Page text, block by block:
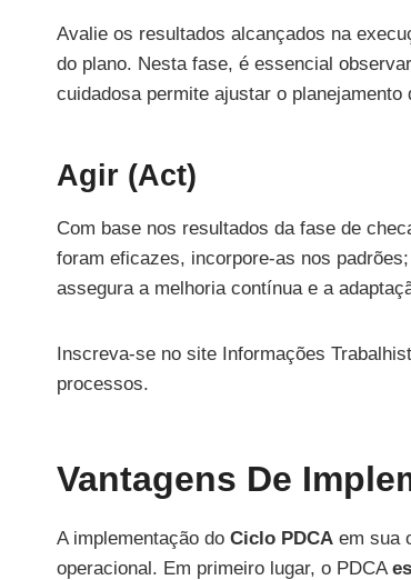
Avalie os resultados alcançados na
do plano. Nesta fase, é essencial
cuidadosa permite ajustar o
Agir (Act)
Com base nos resultados da fase de
foram eficazes, incorpore-as nos
assegura a melhoria contínua e a
Inscreva-se no site Informações
processos.
Vantagens De
A implementação do Ciclo PDCA em sua
operacional. Em primeiro lugar, o PDCA